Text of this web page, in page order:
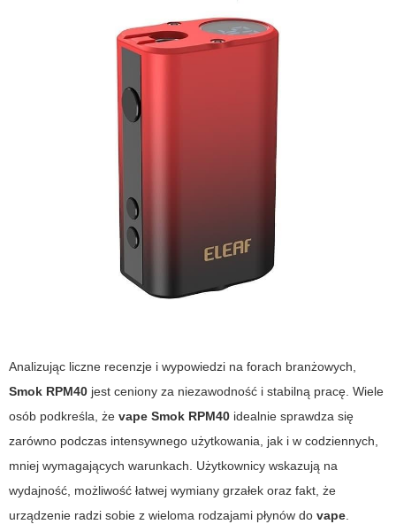
Analizując liczne recenzje i wypowiedzi na forach branżowych,
Smok RPM40 jest ceniony za niezawodność i stabilną pracę. Wiele
osób podkreśla, że vape Smok RPM40 idealnie sprawdza się
zarówno podczas intensywnego użytkowania, jak i w codziennych,
mniej wymagających warunkach. Użytkownicy wskazują na
wydajność, możliwość łatwej wymiany grzałek oraz fakt, że
urządzenie radzi sobie z wieloma rodzajami płynów do vape